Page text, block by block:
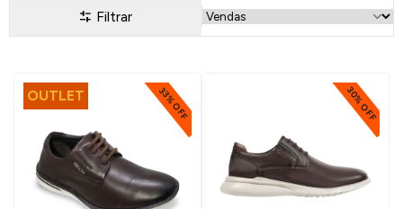
Filtrar
OUTLET 33% OFF 30% OFF